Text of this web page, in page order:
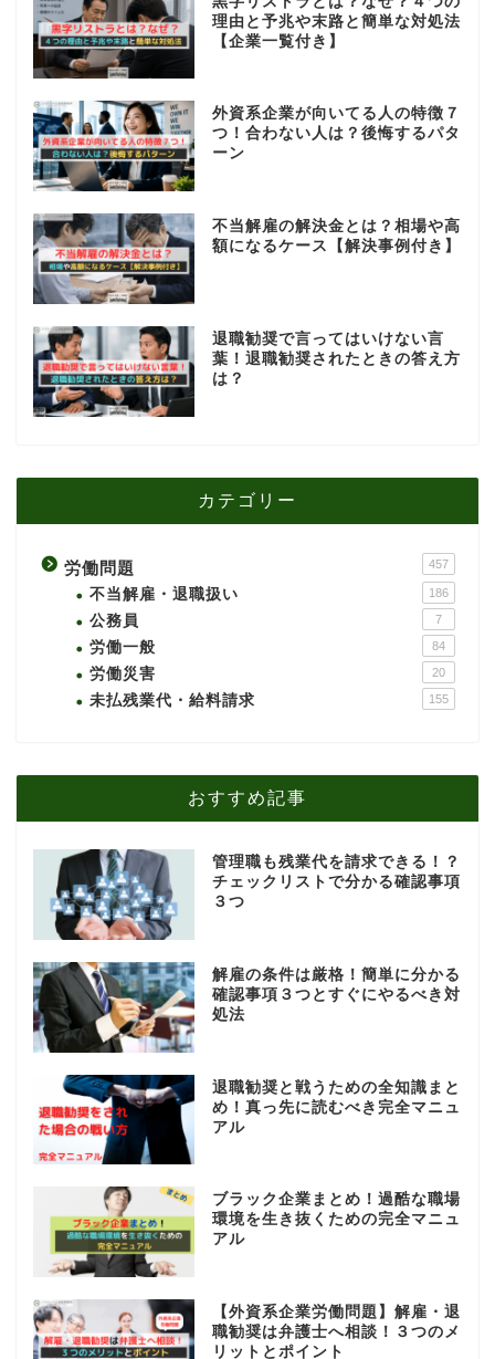
理由と予兆や末路と簡単な対処法
【企業一覧付き】
外資系企業が向いてる人の特徴７
つ！合わない人は？後悔するパタ
ーン
不当解雇の解決金とは？相場や高
額になるケース【解決事例付き】
退職勧奨で言ってはいけない言
葉！退職勧奨されたときの答え方
は？
カテゴリー
労働問題 457
不当解雇・退職扱い 186
公務員 7
労働一般 84
労働災害 20
未払残業代・給料請求 155
おすすめ記事
管理職も残業代を請求できる！？
チェックリストで分かる確認事項
３つ
解雇の条件は厳格！簡単に分かる
確認事項３つとすぐにやるべき対
処法
退職勧奨と戦うための全知識まと
め！真っ先に読むべき完全マニュ
アル
ブラック企業まとめ！過酷な職場
環境を生き抜くための完全マニュ
アル
【外資系企業労働問題】解雇・退
職勧奨は弁護士へ相談！３つのメ
リットとポイント